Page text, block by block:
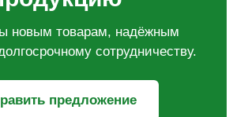
новым товарам, надёжным
сотрудничеству.
предложение